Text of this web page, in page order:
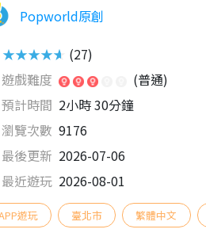
Popworld原創
★★★★★ (27)
遊戲難度
(普通)
預計時間 2小時 30分鐘
瀏覽次數 9176
最後更新 2026-07-06
最近遊玩 2026-08-01
遊玩 臺北市 繁體中文